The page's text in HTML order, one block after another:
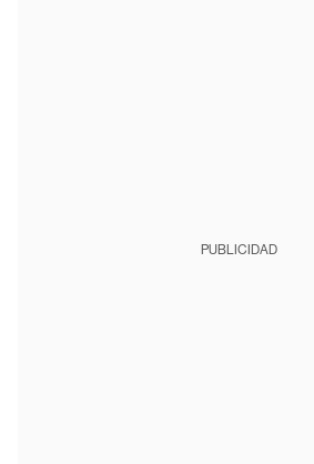
PUBLICIDAD